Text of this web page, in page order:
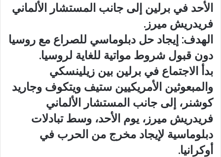
الأحد في برلين إلى جانب المستشار الألماني
فريدريش ميرز.
الهدف: إيجاد حل دبلوماسي للصراع مع روسيا
دون قبول شروط مواتية للغاية لروسيا.
بدأ الاجتماع في برلين بين زيلينسكي
والمبعوثين الأمريكيين ستيف ويتكوف وجاريد
كوشنر، إلى جانب المستشار الألماني
فريدريش ميرز، يوم الأحد، وسط تبادلات
دبلوماسية لإيجاد مخرج من الحرب في
أوكرانيا.